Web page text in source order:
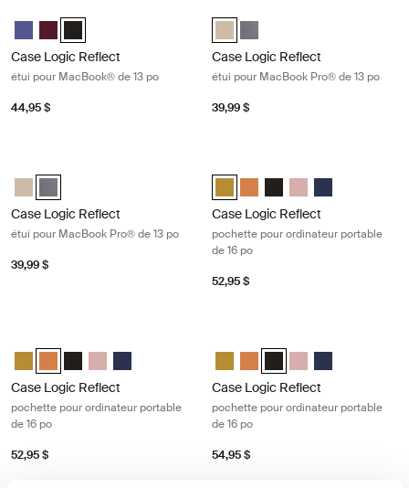
Case Logic Reflect 13" MacBook® Sleeve Pourpre concentré
Case Logic Reflect 13" MacBook® Sleeve Rouge nuancé
Case Logic Reflect 13" MacBook® Sleeve Noir (selected)
Case Logic Reflect
étui pour MacBook® de 13 po
44,95 $
Case Logic Reflect 13" MacBook
Case Logic Reflect 13"
Case Logic Reflect
étui pour MacBook Pro® de 13 po
39,99 $
Case Logic Reflect 13" MacBook Pro® Sleeve Plaza Taupe/Sun-Lime
Case Logic Reflect 13" MacBook Pro® Sleeve Grahite (selected)
Case Logic Reflect
étui pour MacBook Pro® de 13 po
39,99 $
Case Logic Reflect 16" Laptop
Case Logic Reflect 16"
Case Logic Reflect 16"
Case Logic Reflect
Case Logic
Case Logic Reflect
pochette pour ordinateur portable
de 16 po
52,95 $
Case Logic Reflect 16" Laptop Sleeve Dim Gold
Case Logic Reflect 16" Laptop Sleeve Luscious Orange
Case Logic Reflect 16" Laptop Sleeve Noir
Case Logic Reflect 16" Laptop Sleeve Zephyr rose/
Case Logic Reflect 16" Laptop Sleeve Dark Blue
Case Logic Reflect
pochette pour ordinateur portable
de 16 po
52,95 $
Case Logic Reflect 16" Laptop
Case Logic Reflect 16"
Case Logic Reflect 16"
Case Logic Reflect
Case Logic
Case Logic Reflect
pochette pour ordinateur portable
de 16 po
54,95 $